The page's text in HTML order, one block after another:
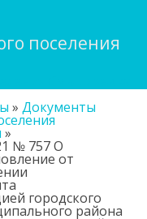
поселения
» Документы
»
№ 757 О
от
городского
района